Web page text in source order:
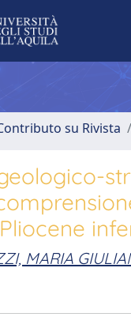
su Rivista
MARIA